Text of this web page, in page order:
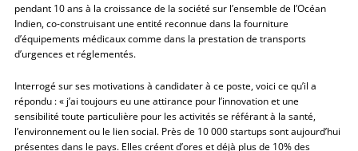
pendant 10 ans à la croissance de la société sur l’ensemble de l’Océan
Indien, co-construisant une entité reconnue dans la fourniture
d’équipements médicaux comme dans la prestation de transports
d’urgences et réglementés.
Interrogé sur ses motivations à candidater à ce poste, voici ce qu’il a
répondu : « j’ai toujours eu une attirance pour l’innovation et une
sensibilité toute particulière pour les activités se référant à la santé,
l’environnement ou le lien social. Près de 10 000 startups sont aujourd’hui
présentes dans le pays. Elles créent d’ores et déjà plus de 10% des